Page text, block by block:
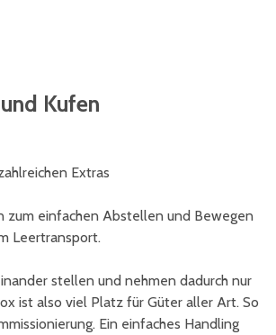
Kufen
Extras
zum einfachen Abstellen und Bewegen
Leertransport.
stellen und nehmen dadurch nur
ist also viel Platz für Güter aller Art. So
Ein einfaches Handling